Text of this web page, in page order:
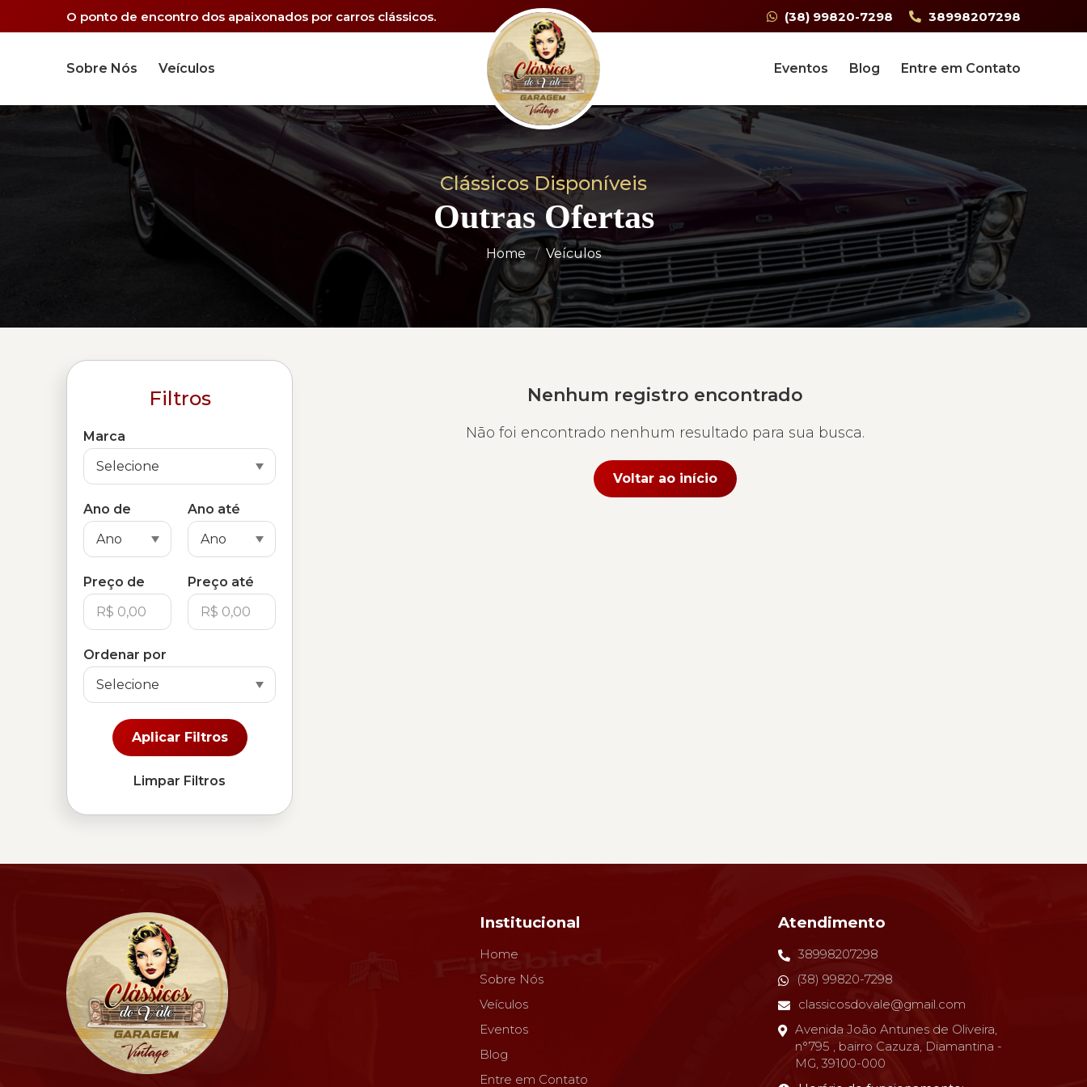
O ponto de encontro dos apaixonados por carros clássicos. (38) 99820-7298 38998207298
Sobre Nós Veículos Eventos Blog Entre em Contato
Clássicos Disponíveis
Outras Ofertas
Home Veículos
Filtros
Marca
Ano de Ano até
Preço de Preço até
Ordenar por
Aplicar Filtros
Limpar Filtros
Nenhum registro encontrado
Não foi encontrado nenhum resultado para sua busca.
Voltar ao início
Institucional
Home
Sobre Nós
Veículos
Eventos
Blog
Entre em Contato
Atendimento
38998207298
(38) 99820-7298
classicosdovale@gmail.com
Avenida João Antunes de Oliveira,
n°795 , bairro Cazuza, Diamantina -
MG, 39100-000